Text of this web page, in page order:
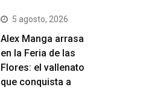
5 agosto, 2026
Alex Manga arrasa
en la Feria de las
Flores: el vallenato
que conquista a